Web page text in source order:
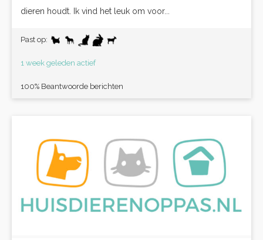
dieren houdt. Ik vind het leuk om voor...
Past op:
1 week geleden actief
100% Beantwoorde berichten